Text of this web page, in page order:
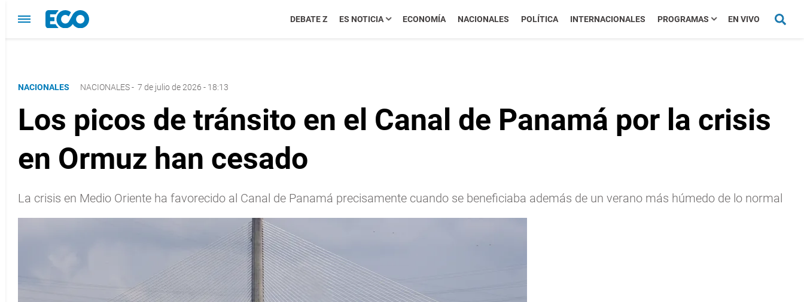
DEBATE Z ES NOTICIA ECONOMÍA NACIONALES POLÍTICA INTERNACIONALES PROGRAMAS EN VIVO
NACIONALES NACIONALES- 7 de julio de 2026 - 18:13
Los picos de tránsito en el Canal de Panamá por la crisis
en Ormuz han cesado
La crisis en Medio Oriente ha favorecido al Canal de Panamá precisamente cuando se beneficiaba además de un verano más húmedo de lo normal